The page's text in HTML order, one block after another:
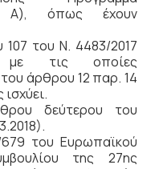
Α), όπως έχουν
107 του Ν. 4483/2017
με τις οποίες
άρθρου 12 παρ. 14
δεύτερου του
του Ευρωπαϊκού
της 27ης